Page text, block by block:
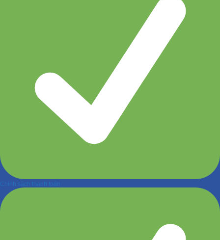
Chính sách thanh toán